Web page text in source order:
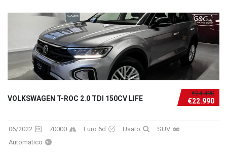
€24.490
€22.990
VOLKSWAGEN T-ROC 2.0 TDI 150CV LIFE
06/2022 70000 Euro 6d Usato
SUV
Automatico